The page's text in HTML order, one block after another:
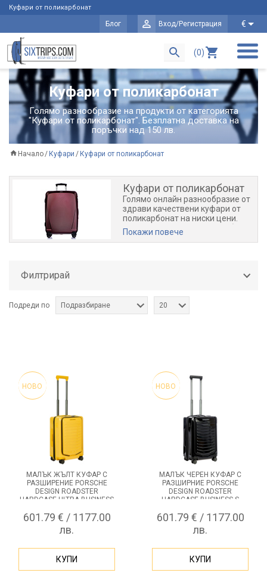
Куфари от поликарбонат
Блог Вход/Регистрация €
(0)
Куфари от поликарбонат
Голямо разнообразие на продукти от категорията
"Куфари от поликарбонат". Безплатна доставка на
поръчки над 150 лв.
Начало Куфари Куфари от поликарбонат
Куфари от поликарбонат
Голямо онлайн разнообразие от
здрави качествени куфари от
поликарбонат на ниски цени.
Този вид куфар от поликарбонат
е най-здрав и устойчив на
куфари на изключително високо
възможно благодарение на
доброто съотношение цена-
качество, което сме съчетали
Покажи повече
Филтрирай
Подреди по Подразбиране 20
НОВО
МАЛЪК ЖЪЛТ КУФАР С
РАЗШИРЕНИЕ PORSCHE
DESIGN ROADSTER
HARDCASE ULTRA BUSINESS
601.79 € / 1177.00
лв.
КУПИ
НОВО
МАЛЪК ЧЕРЕН КУФАР С
РАЗШИРНИЕ PORSCHE
DESIGN ROADSTER
HARDCASE BUSINESS S
601.79 € / 1177.00
лв.
КУПИ